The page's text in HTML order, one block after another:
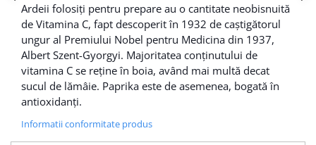
Ardeii folosiți pentru prepare au o cantitate neobisnuită
de Vitamina C, fapt descoperit în 1932 de caștigătorul
ungur al Premiului Nobel pentru Medicina din 1937,
Albert Szent-Gyorgyi. Majoritatea conținutului de
vitamina C se reține în boia, având mai multă decat
sucul de lămâie. Paprika este de asemenea, bogată în
antioxidanți.
Informatii conformitate produs